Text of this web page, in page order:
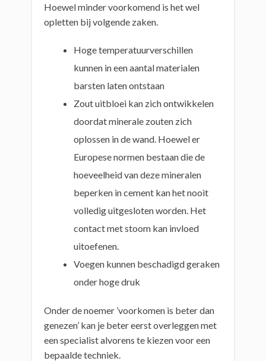
Hoewel minder voorkomend is het wel
opletten bij volgende zaken.
Hoge temperatuurverschillen
kunnen in een aantal materialen
barsten laten ontstaan
Zout uitbloei kan zich ontwikkelen
doordat minerale zouten zich
oplossen in de wand. Hoewel er
Europese normen bestaan die de
hoeveelheid van deze mineralen
beperken in cement kan het nooit
volledig uitgesloten worden. Het
contact met stoom kan invloed
uitoefenen.
Voegen kunnen beschadigd geraken
onder hoge druk
Onder de noemer ’voorkomen is beter dan
genezen’ kan je beter eerst overleggen met
een specialist alvorens te kiezen voor een
bepaalde techniek.